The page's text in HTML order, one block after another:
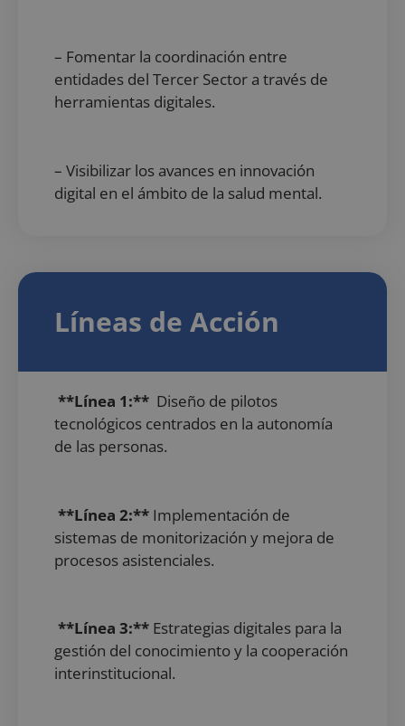
– Fomentar la coordinación entre
entidades del Tercer Sector a través de
herramientas digitales.
– Visibilizar los avances en innovación
digital en el ámbito de la salud mental.
Líneas de Acción
**Línea 1:** Diseño de pilotos
tecnológicos centrados en la autonomía
de las personas.
**Línea 2:** Implementación de
sistemas de monitorización y mejora de
procesos asistenciales.
**Línea 3:** Estrategias digitales para la
gestión del conocimiento y la cooperación
interinstitucional.